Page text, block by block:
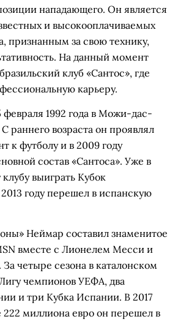
нападающего. Он является
и высокооплачиваемых
признанным за свою технику,
На данный момент
клуб «Сантос», где
карьеру.
1992 года в Можи-дас-
раннего возраста он проявлял
к футболу и в 2009 году
состав «Сантоса». Уже в
клубу выиграть Кубок
году перешел в испанскую
Неймар составил знаменитое
вместе с Лионелем Месси и
четыре сезона в каталонском
чемпионов УЕФА, два
и три Кубка Испании. В 2017
222 миллиона евро он перешел в